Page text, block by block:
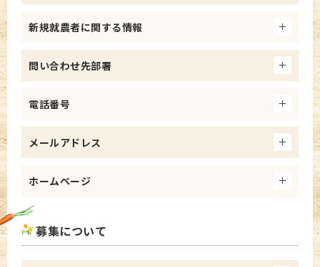
新規就農者に関する情報
問い合わせ先部署
電話番号
メールアドレス
ホームページ
募集について